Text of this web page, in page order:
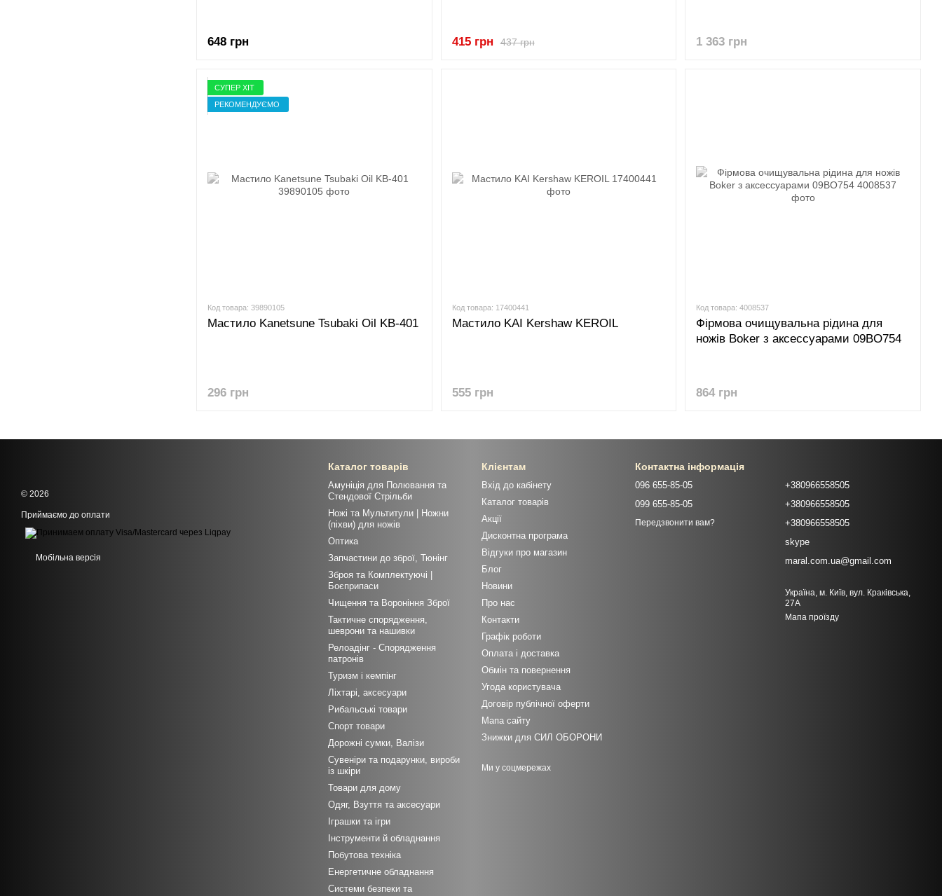
648 грн 437 грн
415 грн 1 363 грн
СУПЕР ХІТ
РЕКОМЕНДУЄМО
Код товара: 39890105
Мастило Kanetsune Tsubaki Oil KB-401
296 грн
Код товара: 17400441
Мастило KAI Kershaw KEROIL
555 грн
Код товара: 4008537
Фірмова очищувальна рідина для
ножів Boker з аксессуарами 09BO754
864 грн
© 2026
Приймаємо до оплати
Мобільна версія
Каталог товарів
Амуніція для Полювання та
Стендової Стрільби
Ножі та Мультитули | Ножни
(піхви) для ножів
Оптика
Запчастини до зброї, Тюнінг
Зброя та Комплектуючі |
Боєприпаси
Чищення та Вороніння Зброї
Тактичне спорядження,
шеврони та нашивки
Релоадінг - Спорядження
патронів
Туризм і кемпінг
Ліхтарі, аксесуари
Рибальські товари
Спорт товари
Дорожні сумки, Валізи
Сувеніри та подарунки, вироби
із шкіри
Товари для дому
Одяг, Взуття та аксесуари
Іграшки та ігри
Інструменти й обладнання
Побутова техніка
Енергетичне обладнання
Системи безпеки та
Клієнтам
Вхід до кабінету
Каталог товарів
Акції
Дисконтна програма
Відгуки про магазин
Блог
Новини
Про нас
Контакти
Графік роботи
Оплата і доставка
Обмін та повернення
Угода користувача
Договір публічної оферти
Мапа сайту
Знижки для СИЛ ОБОРОНИ
Ми у соцмережах
Контактна інформація
096 655-85-05
099 655-85-05
Передзвонити вам?
+380966558505
+380966558505
+380966558505
skype
maral.com.ua@gmail.com
Україна, м. Київ, вул. Краківська,
27А
Мапа проїзду